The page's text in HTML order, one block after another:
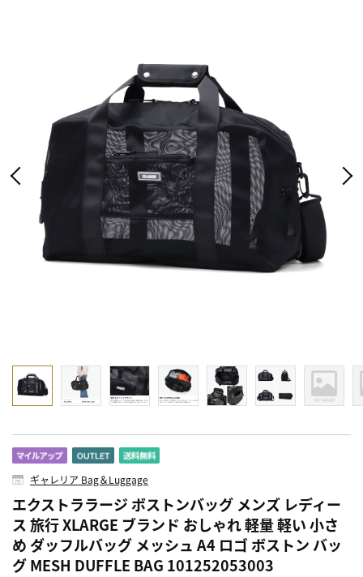
ギャレリア Bag＆Luggage
エクストララージ ボストンバッグ メンズ レディー
ス 旅行 XLARGE ブランド おしゃれ 軽量 軽い 小さ
め ダッフルバッグ メッシュ A4 ロゴ ボストン バッ
グ MESH DUFFLE BAG 101252053003